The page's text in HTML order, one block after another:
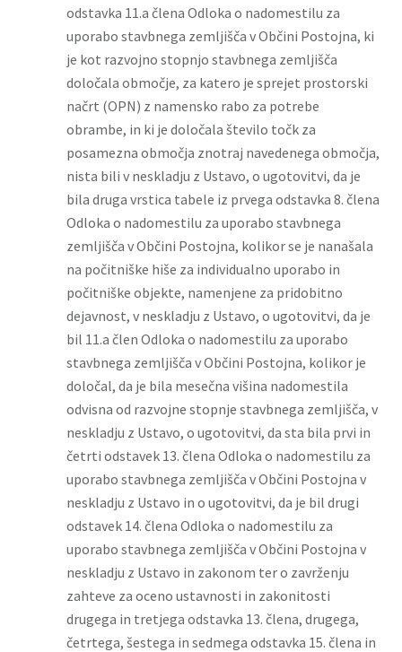
odstavka 11.a člena Odloka o nadomestilu za
uporabo stavbnega zemljišča v Občini Postojna, ki
je kot razvojno stopnjo stavbnega zemljišča
določala območje, za katero je sprejet prostorski
načrt (OPN) z namensko rabo za potrebe
obrambe, in ki je določala število točk za
posamezna območja znotraj navedenega območja,
nista bili v neskladju z Ustavo, o ugotovitvi, da je
bila druga vrstica tabele iz prvega odstavka 8. člena
Odloka o nadomestilu za uporabo stavbnega
zemljišča v Občini Postojna, kolikor se je nanašala
na počitniške hiše za individualno uporabo in
počitniške objekte, namenjene za pridobitno
dejavnost, v neskladju z Ustavo, o ugotovitvi, da je
bil 11.a člen Odloka o nadomestilu za uporabo
stavbnega zemljišča v Občini Postojna, kolikor je
določal, da je bila mesečna višina nadomestila
odvisna od razvojne stopnje stavbnega zemljišča, v
neskladju z Ustavo, o ugotovitvi, da sta bila prvi in
četrti odstavek 13. člena Odloka o nadomestilu za
uporabo stavbnega zemljišča v Občini Postojna v
neskladju z Ustavo in o ugotovitvi, da je bil drugi
odstavek 14. člena Odloka o nadomestilu za
uporabo stavbnega zemljišča v Občini Postojna v
neskladju z Ustavo in zakonom ter o zavrženju
zahteve za oceno ustavnosti in zakonitosti
drugega in tretjega odstavka 13. člena, drugega,
četrtega, šestega in sedmega odstavka 15. člena in